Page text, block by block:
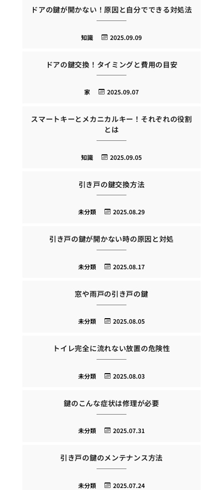
ドアの鍵が開かない！原因と自分でできる対処法
2025.09.09
知識
ドアの鍵交換！タイミングと費用の目安
2025.09.07
家
スマートキーとメカニカルキー！それぞれの役割
とは
2025.09.05
知識
引き戸の鍵交換方法
2025.08.29
未分類
引き戸の鍵が開かない時の原因と対処
2025.08.17
未分類
窓や雨戸の引き戸の鍵
2025.08.05
未分類
トイレ完全に流れない放置の危険性
2025.08.03
未分類
鍵のこんな症状は修理が必要
2025.07.31
未分類
引き戸の鍵のメンテナンス方法
2025.07.24
未分類